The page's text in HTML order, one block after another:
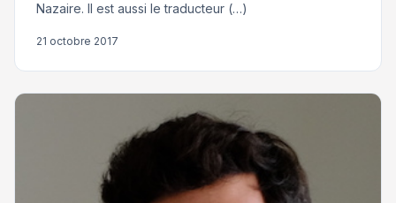
Nazaire. Il est aussi le traducteur (…)
21 octobre 2017